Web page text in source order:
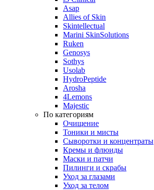
Asap
Allies of Skin
Skintellectual
Marini SkinSolutions
Ruken
Genosys
Sothys
Usolab
HydroPeptide
Arosha
4Lemons
Majestic
По категориям
Очищение
Тоники и мисты
Сыворотки и концентраты
Кремы и флюиды
Маски и патчи
Пилинги и скрабы
Уход за глазами
Уход за телом